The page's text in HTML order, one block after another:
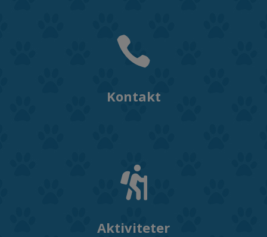

Kontakt

Aktiviteter